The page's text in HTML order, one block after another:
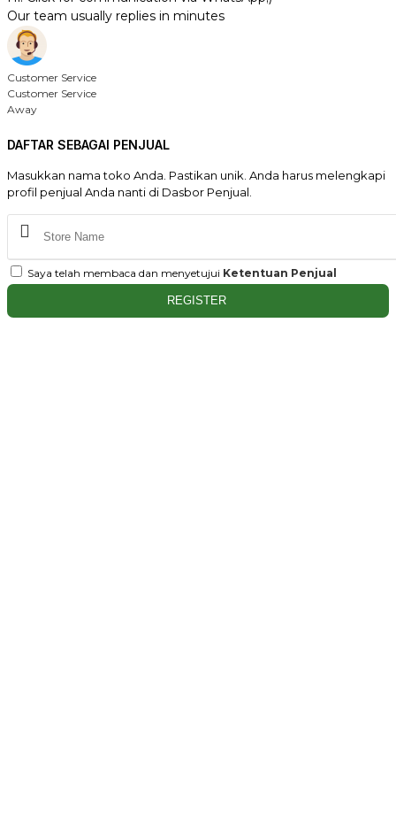
Our team usually replies in minutes
Customer Service
Customer Service
Away
DAFTAR SEBAGAI PENJUAL
Masukkan nama toko Anda. Pastikan unik. Anda harus melengkapi
profil penjual Anda nanti di Dasbor Penjual.
Saya telah membaca dan menyetujui Ketentuan Penjual
REGISTER